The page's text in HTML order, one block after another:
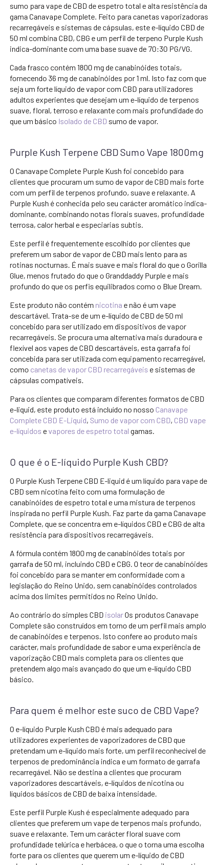
sumo para vape de CBD de espetro total e alta resistência da
gama Canavape Complete. Feito para canetas vaporizadoras
recarregáveis e sistemas de cápsulas, este e-líquido CBD de
50 ml combina CBD, CBG e um perfil de terpeno Purple Kush
indica-dominante com uma base suave de 70:30 PG/VG.
Cada frasco contém 1800 mg de canabinóides totais,
fornecendo 36 mg de canabinóides por 1 ml. Isto faz com que
seja um forte líquido de vapor com CBD para utilizadores
adultos experientes que desejam um e-líquido de terpenos
suave, floral, terroso e relaxante com mais profundidade do
que um básico Isolado de CBD sumo de vapor.
Purple Kush Terpene CBD Sumo Vape 1800mg
O Canavape Complete Purple Kush foi concebido para
clientes que procuram um sumo de vapor de CBD mais forte
com um perfil de terpenos profundo, suave e relaxante. A
Purple Kush é conhecida pelo seu carácter aromático indica-
dominante, combinando notas florais suaves, profundidade
terrosa, calor herbal e especiarias subtis.
Este perfil é frequentemente escolhido por clientes que
preferem um sabor de vapor de CBD mais lento para as
rotinas nocturnas. É mais suave e mais floral do que o Gorilla
Glue, menos frutado do que o Granddaddy Purple e mais
profundo do que os perfis equilibrados como o Blue Dream.
Este produto não contém nicotina e não é um vape
descartável. Trata-se de um e-líquido de CBD de 50 ml
concebido para ser utilizado em dispositivos de vapor
recarregáveis. Se procura uma alternativa mais duradoura e
flexível aos vapes de CBD descartáveis, esta garrafa foi
concebida para ser utilizada com equipamento recarregável,
como canetas de vapor CBD recarregáveis e sistemas de
cápsulas compatíveis.
Para os clientes que comparam diferentes formatos de CBD
e-liquid, este produto está incluído no nosso Canavape
Complete CBD E-Liquid, Sumo de vapor com CBD, CBD vape
e-líquidos evapores de espetro total gamas.
O que é o E-líquido Purple Kush CBD?
O Purple Kush Terpene CBD E-liquid é um líquido para vape de
CBD sem nicotina feito com uma formulação de
canabinóides de espetro total e uma mistura de terpenos
inspirada no perfil Purple Kush. Faz parte da gama Canavape
Complete, que se concentra em e-líquidos CBD e CBG de alta
resistência para dispositivos recarregáveis.
A fórmula contém 1800 mg de canabinóides totais por
garrafa de 50 ml, incluindo CBD e CBG. O teor de canabinóides
foi concebido para se manter em conformidade com a
legislação do Reino Unido, sem canabinóides controlados
acima dos limites permitidos no Reino Unido.
Ao contrário do simples CBD isolarOs produtos Canavape
Complete são construídos em torno de um perfil mais amplo
de canabinóides e terpenos. Isto confere ao produto mais
carácter, mais profundidade de sabor e uma experiência de
vaporização CBD mais completa para os clientes que
pretendem algo mais avançado do que um e-líquido CBD
básico.
Para quem é melhor este suco de CBD Vape?
O e-líquido Purple Kush CBD é mais adequado para
utilizadores experientes de vaporizadores de CBD que
pretendam um e-líquido mais forte, um perfil reconhecível de
terpenos de predominância indica e um formato de garrafa
recarregável. Não se destina a clientes que procuram
vaporizadores descartáveis, e-líquidos de nicotina ou
líquidos básicos de CBD de baixa intensidade.
Este perfil Purple Kush é especialmente adequado para
clientes que preferem um vape de terpenos mais profundo,
suave e relaxante. Tem um carácter floral suave com
profundidade telúrica e herbácea, o que o torna uma escolha
forte para os clientes que querem um e-líquido de CBD